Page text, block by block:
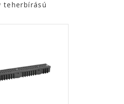
teherbírású